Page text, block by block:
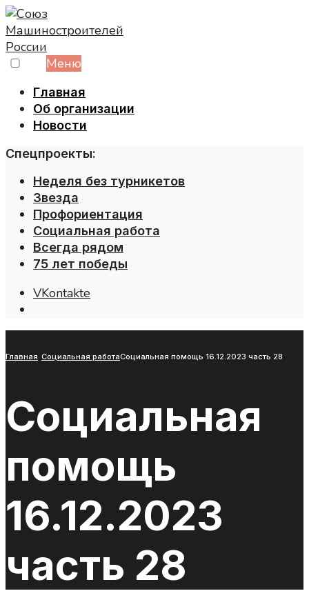
Skip
to
content
Меню
Главная
Об организации
Новости
Спецпроекты:
Неделя без турникетов
Звезда
Профориентация
Социальная работа
Всегда рядом
75 лет победы
VKontakte
Главная Социальная работаСоциальная помощь 16.12.2023 часть 28
Социальная
помощь
16.12.2023
часть 28